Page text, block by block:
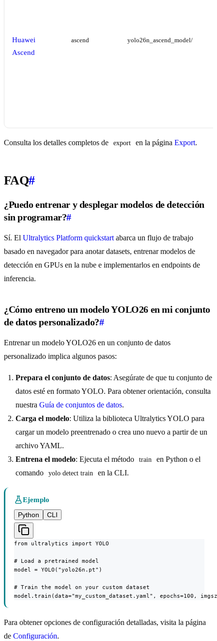
Huawei
Ascend
ascend yolo26n_ascend_model/
Consulta los detalles completos de export en la página Export.
FAQ#
¿Puedo entrenar y desplegar modelos de detección
sin programar?#
Sí. El Ultralytics Platform quickstart abarca un flujo de trabajo
basado en navegador para anotar datasets, entrenar modelos de
detección en GPUs en la nube e implementarlos en endpoints de
inferencia.
¿Cómo entreno un modelo YOLO26 en mi conjunto
de datos personalizado?#
Entrenar un modelo YOLO26 en un conjunto de datos
personalizado implica algunos pasos:
Prepara el conjunto de datos: Asegúrate de que tu conjunto de
datos esté en formato YOLO. Para obtener orientación, consulta
nuestra Guía de conjuntos de datos.
Carga el modelo: Utiliza la biblioteca Ultralytics YOLO para
cargar un modelo preentrenado o crea uno nuevo a partir de un
archivo YAML.
Entrena el modelo: Ejecuta el método train
en Python o el
comando
yolo detect train en la CLI.
Ejemplo
Python
CLI
from ultralytics import YOLO
# Load a pretrained model
model = YOLO("yolo26n.pt")
# Train the model on your custom dataset
model.train(data="my_custom_dataset.yaml", epochs=100,
Para obtener opciones de configuración detalladas, visita la página
de Configuración.